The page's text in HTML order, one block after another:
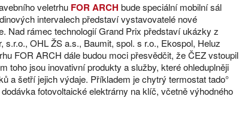
veletrhu FOR ARCH bude speciální mobilní sál
intervalech představí vystavovatelé nové
Nad rámec technologií Grand Prix představí ukázky z
OHL ŽS a.s., Baumit, spol. s r.o., Ekospol, Heluz
FOR ARCH dále budou moci přesvědčit, že ČEZ vstoupil
toho jsou inovativní produkty a služby, které ohleduplněji
a šetří jejich výdaje. Příkladem je chytrý termostat tado°
fotovoltaické elektrárny na klíč, včetně výhodného